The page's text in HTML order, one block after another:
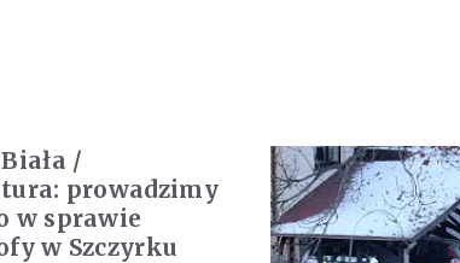
/
prowadzimy
w sprawie
w Szczyrku